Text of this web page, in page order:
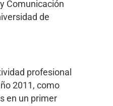
Comunicación
de
profesional
2011, como
en un primer